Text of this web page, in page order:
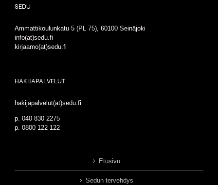
SEDU
Ammattikoulunkatu 5 (PL 75), 60100 Seinäjoki
info(at)sedu.fi
kirjaamo(at)sedu.fi
HAKIJAPALVELUT
hakijapalvelut(at)sedu.fi
p. 040 830 2275
p. 0800 122 122
Etusivu
Sedun tervehdys